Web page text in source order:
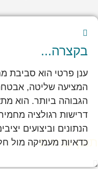
בקצרה...
ענן פרטי הוא סביבת
המציעה שליטה,
הגבוהה ביותר. הוא
דרישות רגולציה
הנתונים וביצועים
כדאיות מעמיקה מול
תוכן עניינים